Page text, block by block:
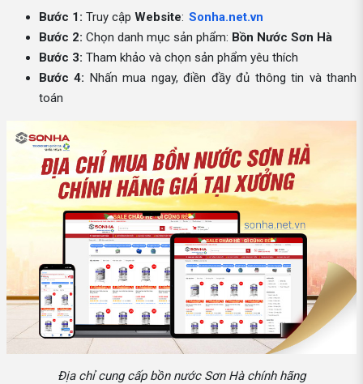
Bước 1: Truy cập Website: Sonha.net.vn
Bước 2: Chọn danh mục sản phẩm: Bồn Nước Sơn Hà
Bước 3: Tham khảo và chọn sản phẩm yêu thích
Bước 4: Nhấn mua ngay, điền đầy đủ thông tin và thanh
toán
Địa chỉ cung cấp bồn nước Sơn Hà chính hãng